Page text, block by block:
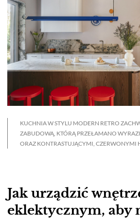
KUCHNIA W STYLU MODERN RETRO
ZABUDOWĄ, KTÓRĄ PRZEŁAMANO
ORAZ KONTRASTUJĄCYMI, CZERWONYMI
Jak urządzić
eklektycznym, aby